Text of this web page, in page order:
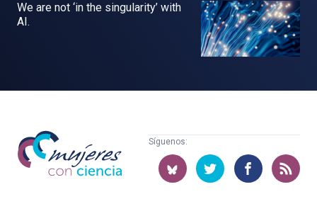
We are not ‘in the singularity’ with
AI.
Mujeres
con
ciencia
Síguenos: